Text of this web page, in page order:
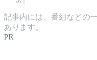
記事内には、番組などの
あります。
PR